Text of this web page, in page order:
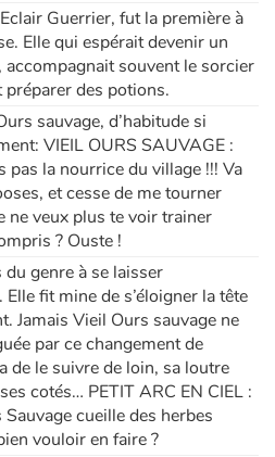
Guerrier, fut la première à
Elle qui espérait devenir un
souvent le sorcier
des potions.
sauvage, d’habitude si
VIEIL OURS SAUVAGE :
pas la nourrice du village !!! Va
et cesse de me tourner
ne veux plus te voir trainer
? Ouste !
du genre à se laisser
fit mine de s’éloigner la tête
Jamais Vieil Ours sauvage ne
par ce changement de
de le suivre de loin, sa loutre
cotés… PETIT ARC EN CIEL :
cueille des herbes
vouloir en faire ?